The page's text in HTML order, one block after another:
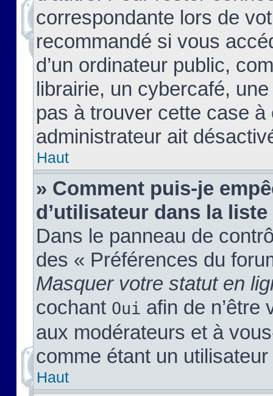
correspondante lors de
recommandé si vous
d’un ordinateur public,
librairie, un cybercafé,
pas à trouver cette case à
administrateur ait
Haut
» Comment puis-je
d’utilisateur dans la
Dans le panneau de
des « Préférences du
Masquer votre statut en
cochant Oui afin de n’être
aux modérateurs et à
comme étant un
Haut